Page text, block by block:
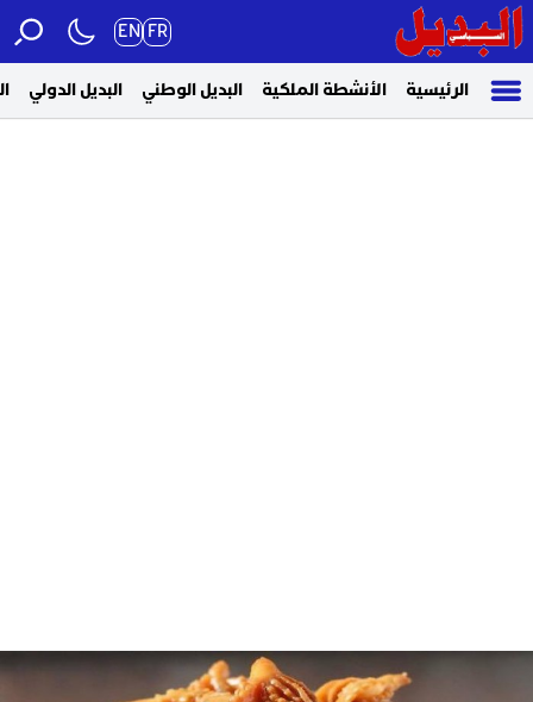
FR
EN
الرئيسية الأنشطة الملكية البديل الوطني البديل الدولي